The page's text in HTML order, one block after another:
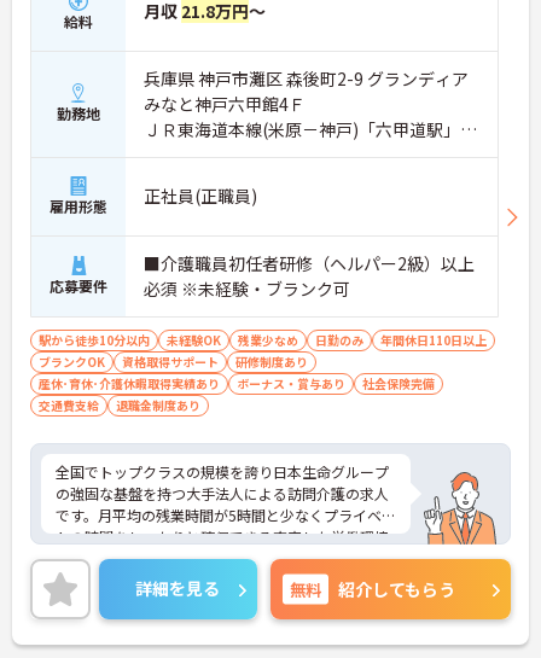
【無理のないペースで、長く健康に働ける】
・月平均の残業時間が5時間程度！プライベートの
時間をしっかり確保できます
・転勤の範囲は通勤圏内に限定されているので住み
慣れた地域で安定した生活基盤を築けます
・産休や育休から介護休暇まで取得実績が豊富であ
りライフステージの変化に柔軟に対応しています
【手厚いサポートが証明する、安心の職場環境】
・入社後6ヶ月間はOJT担当者が付きマンツーマンの
談で就労定着に向けたフォローを行うため一人で悩
みを抱え込まずに相談できます
・子育て世代からシニア世代まで幅広い年齢層が在
ます
【経験を積むほど、キャリアと収入が伸びていく】
・実務者研修や介護福祉士などの資格手当を支給し
ており努力と専門性が毎月の収入に直結します
・自社教育部門の講座を割引で受講できる制度を活
用して働きながら上位資格への挑戦が可能です
・年齢による給与減額を廃止し75歳までの再雇用制
度を整えているため生涯現役で活躍し続けられます
給料 月収 21.8万円～
勤務地
兵庫県 神戸市灘区 森後町2-9 グランディア
みなと神戸六甲館4Ｆ
ＪＲ東海道本線(米原－神戸)「六甲道駅」徒
歩3分
雇用形態 正社員(正職員)
応募要件
■介護職員初任者研修（ヘルパー2級）以上
必須 ※未経験・ブランク可
駅から徒歩10分以内 未経験OK 残業少なめ 日勤のみ
年間休日110日以上
ブランクOK
資格取得サポート
研修制度あり
産休･育休･介護休暇取得実績あり
ボーナス・賞与あり
社会保険完備
交通費支給
退職金制度あり
全国でトップクラスの規模を誇り日本生命グループ
の強固な基盤を持つ大手法人による訪問介護の求人
です。月平均の残業時間が5時間と少なくプライベー
トの時間をしっかりと確保できる充実した労働環境
が整っています。入社後6ヶ月間は専属のOJT担当者
が付き丁寧な指導や面談を通じたフォローを行うた
め新しい環境への適応もスムーズに進みます。また
産休や育休の取得実績が豊富で子ども手当の支給や
くるみんマークの取得など子育てとの両立を強力に
詳細を見る 無料 紹介してもらう